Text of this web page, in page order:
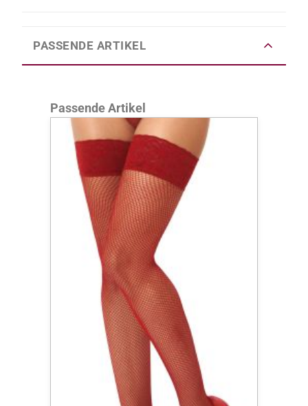
PASSENDE ARTIKEL
Produktgalerie überspringen
Passende Artikel